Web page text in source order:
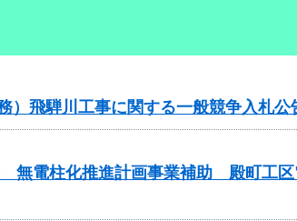
）飛騨川工事に関する一般競争入札公
無電柱化推進計画事業補助 殿町工区